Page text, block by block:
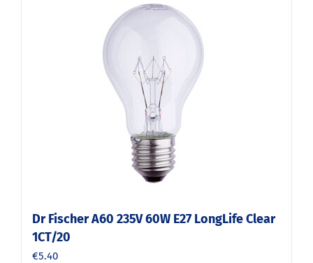
Dr Fischer A60 235V 60W E27 LongLife Clear
1CT/20
€5.40